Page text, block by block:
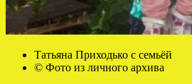
Татьяна Приходько с семьёй
© Фото из личного архива